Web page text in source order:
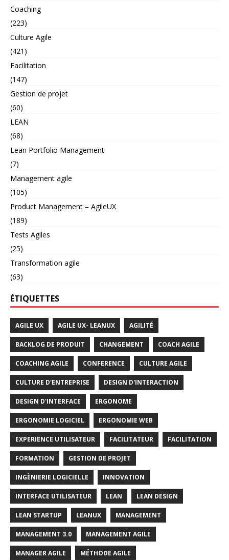
Coaching
(223)
Culture Agile
(421)
Facilitation
(147)
Gestion de projet
(60)
LEAN
(68)
Lean Portfolio Management
(7)
Management agile
(105)
Product Management – AgileUX
(189)
Tests Agiles
(25)
Transformation agile
(63)
ÉTIQUETTES
AGILE UX AGILE UX- LEANUX AGILITÉ
BACKLOG DE PRODUIT CHANGEMENT COACH AGILE
COACHING AGILE CONFERENCE CULTURE AGILE
CULTURE D'ENTREPRISE DESIGN D'INTERACTION
DESIGN D'INTERFACE ERGONOME
ERGONOMIE LOGICIEL ERGONOMIE WEB
EXPERIENCE UTILISATEUR FACILITATEUR FACILITATION
FORMATION GESTION DE PROJET
INGÈNIERIE LOGICIELLE INNOVATION
INTERFACE UTILISATEUR LEAN LEAN DESIGN
LEAN STARTUP LEANUX MANAGEMENT
MANAGEMENT 3.0 MANAGEMENT AGILE
MANAGER AGILE MÉTHODE AGILE